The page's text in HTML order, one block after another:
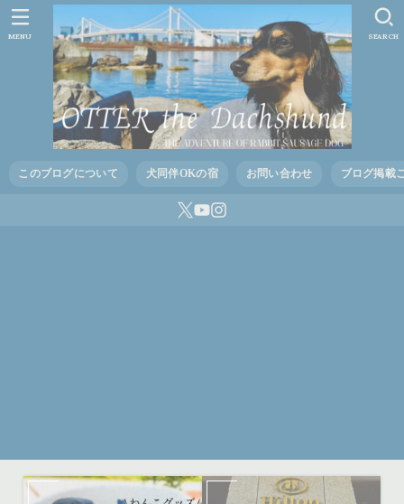
このブログについて 犬同伴OKの宿 お問い合わせ ブログ掲載
SEARCH
MENU